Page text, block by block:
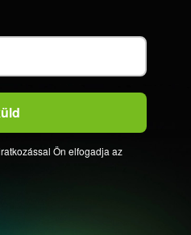
Ön elfogadja az